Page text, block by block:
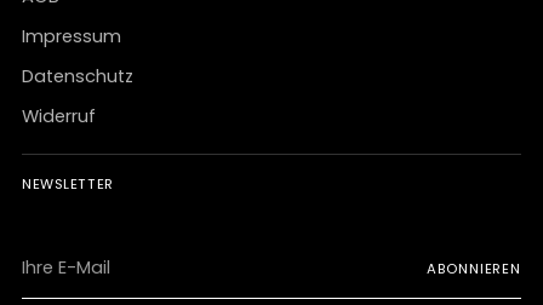
Impressum
Datenschutz
Widerruf
NEWSLETTER
E-
ABONNIEREN